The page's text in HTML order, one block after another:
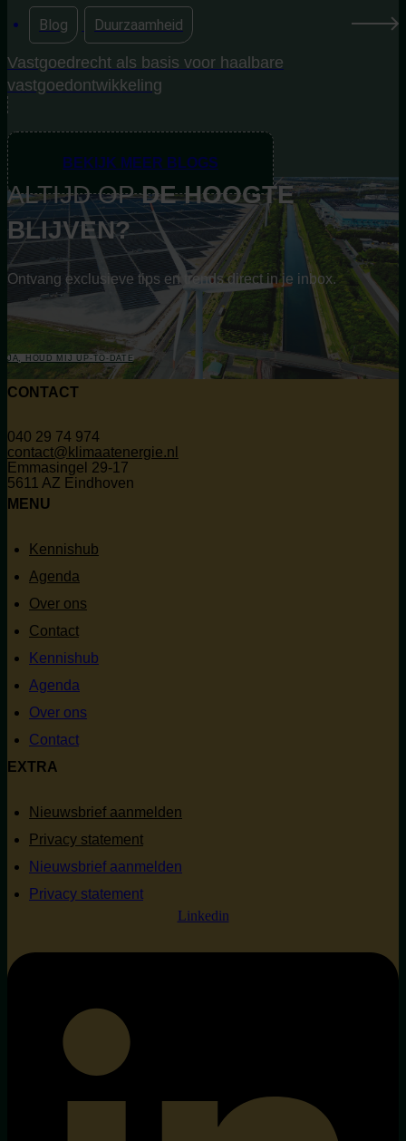
Blog Duurzaamheid
Vastgoedrecht als basis voor haalbare
vastgoedontwikkeling
BEKIJK MEER BLOGS
ALTIJD OPDEHOOGTE
BLIJVEN?
Ontvang exclusieve tips en trends direct in je inbox.
JA, HOUD MIJ UP-TO-DATE
CONTACT
040 29 74 974
contact@klimaatenergie.nl
Emmasingel 29-17
5611 AZ Eindhoven
MENU
Kennishub
Agenda
Over ons
Contact
Kennishub
Agenda
Over ons
Contact
EXTRA
Nieuwsbrief aanmelden
Privacy statement
Nieuwsbrief aanmelden
Privacy statement
Linkedin